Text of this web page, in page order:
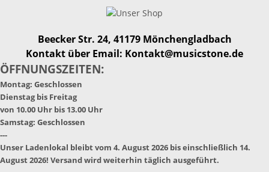
Beecker Str. 24, 41179 Mönchengladbach
Kontakt über Email: Kontakt@musicstone.de
ÖFFNUNGSZEITEN:
Montag: Geschlossen
Dienstag bis Freitag
von 10.00 Uhr bis 13.00 Uhr
Samstag: Geschlossen
---
Unser Ladenlokal bleibt vom 4. August 2026 bis einschließlich 14.
August 2026! Versand wird weiterhin täglich ausgeführt.